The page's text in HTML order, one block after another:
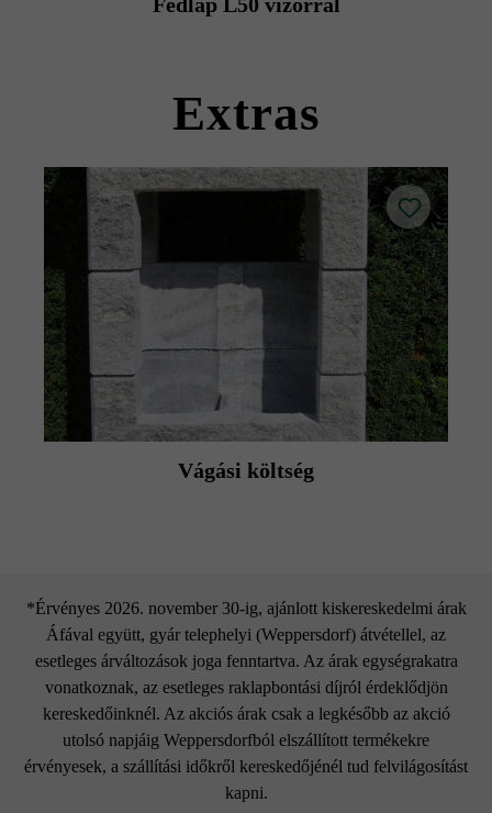
kövekkel együtt szállítható).
Extras
Vágási költség
*Érvényes 2026. november 30-ig, ajánlott kiskereskedelmi árak
Áfával együtt, gyár telephelyi (Weppersdorf) átvétellel, az
esetleges árváltozások joga fenntartva. Az árak egységrakatra
vonatkoznak, az esetleges raklapbontási díjról érdeklődjön
kereskedőinknél. Az akciós árak csak a legkésőbb az akció
utolsó napjáig Weppersdorfból elszállított termékekre
érvényesek, a szállítási időkről kereskedőjénél tud felvilágosítást
kapni.